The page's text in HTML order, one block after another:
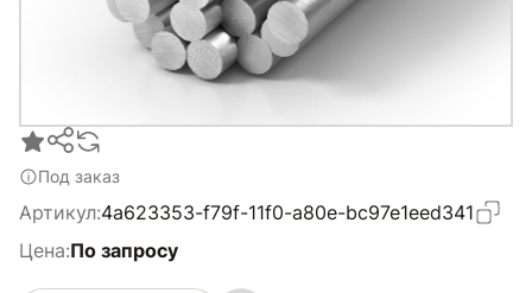
Под заказ
Артикул:4a623353-f79f-11f0-a80e-bc97e1eed341
Цена:По запросу